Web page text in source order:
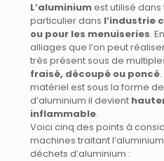
L’aluminiumest utilisé
particulier dans l’industrie
ou pour les menuiseries.
alliages que l’on peut
très présent sous de
fraisé, découpé ou poncé
matériel est sous la forme
d’aluminium il devient
inflammable.
Voici cinq des points à
machines traitant
déchets d’aluminium :